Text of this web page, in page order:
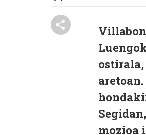
ostirala,
mozioa